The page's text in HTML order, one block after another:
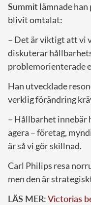
Summitlämnade
blivit omtalat:
– Det är viktigt att vi
diskuterar
problemorienterade
Han utvecklade
verklig förändring
– Hållbarhet innebär
agera – företag,
är så vi gör skillnad.
Carl Philips resa
men den är
LÄS MER:Victorias